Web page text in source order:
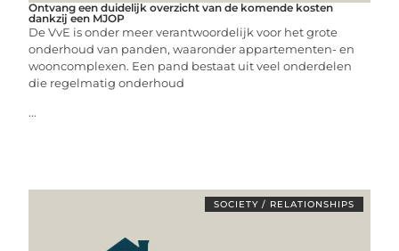
Ontvang een duidelijk overzicht van de komende kosten
dankzij een MJOP
De VvE is onder meer verantwoordelijk voor het grote
onderhoud van panden, waaronder appartementen- en
wooncomplexen. Een pand bestaat uit veel onderdelen
die regelmatig onderhoud
...
SOCIETY / RELATIONSHIPS